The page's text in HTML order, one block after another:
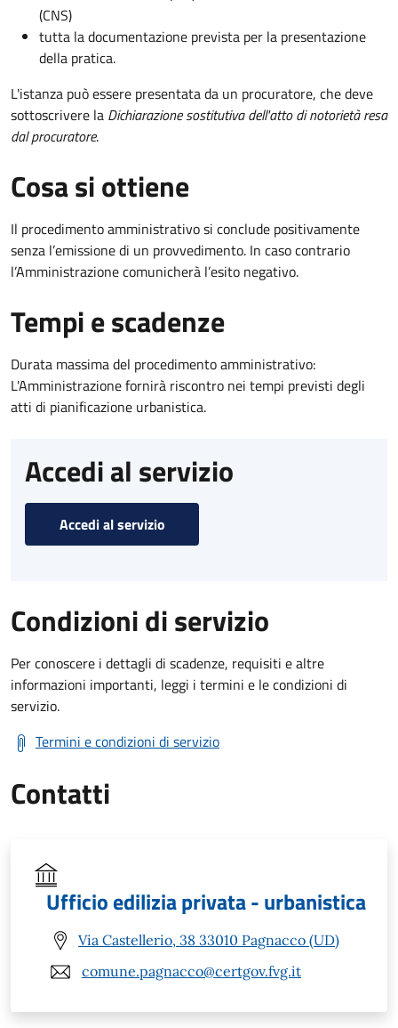
(CNS)
tutta la documentazione prevista per la presentazione
della pratica.
L'istanza può essere presentata da un procuratore, che deve
sottoscrivere la Dichiarazione sostitutiva dell'atto di notorietà resa
dal procuratore.
Cosa si ottiene
Il procedimento amministrativo si conclude positivamente
senza l’emissione di un provvedimento. In caso contrario
l’Amministrazione comunicherà l’esito negativo.
Tempi e scadenze
Durata massima del procedimento amministrativo:
L'Amministrazione fornirà riscontro nei tempi previsti degli
atti di pianificazione urbanistica.
Accedi al servizio
Accedi al servizio
Condizioni di servizio
Per conoscere i dettagli di scadenze, requisiti e altre
informazioni importanti, leggi i termini e le condizioni di
servizio.
Termini e condizioni di servizio
Contatti
Ufficio edilizia privata - urbanistica
Via Castellerio, 38 33010 Pagnacco (UD)
comune.pagnacco@certgov.fvg.it